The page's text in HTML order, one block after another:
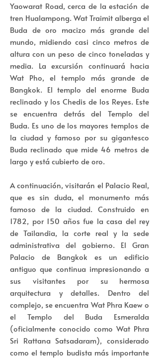
Yaowarat Road, cerca de la estación de
tren Hualampong. Wat Traimit alberga el
Buda de oro macizo más grande del
mundo, midiendo casi cinco metros de
altura con un peso de cinco toneladas y
media. La excursión continuará hacia
Wat Pho, el templo más grande de
Bangkok. El templo del enorme Buda
reclinado y los Chedis de los Reyes. Este
se encuentra detrás del Templo del
Buda. Es uno de los mayores templos de
la ciudad y famoso por su gigantesco
Buda reclinado que mide 46 metros de
largo y está cubierto de oro.
A continuación, visitarán el Palacio Real,
que es sin duda, el monumento más
famoso de la ciudad. Construido en
1782, por 150 años fue la casa del rey
de Tailandia, la corte real y la sede
administrativa del gobierno. El Gran
Palacio de Bangkok es un edificio
antiguo que continua impresionando a
sus visitantes por su hermosa
arquitectura y detalles. Dentro del
complejo, se encuentra Wat Phra Kaew o
el Templo del Buda Esmeralda
(oficialmente conocido como Wat Phra
Sri Rattana Satsadaram), considerado
como el templo budista más importante